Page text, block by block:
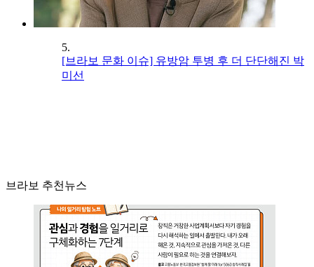
5.
[브라보 문화 이슈] 유방암 투병 후 더 단단해진 박
미선
브라보 추천뉴스